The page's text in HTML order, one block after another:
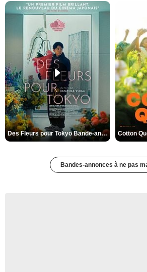
Des Fleurs pour Tokyo Bande-annonce VO STFR
Bandes-annonces à ne pas